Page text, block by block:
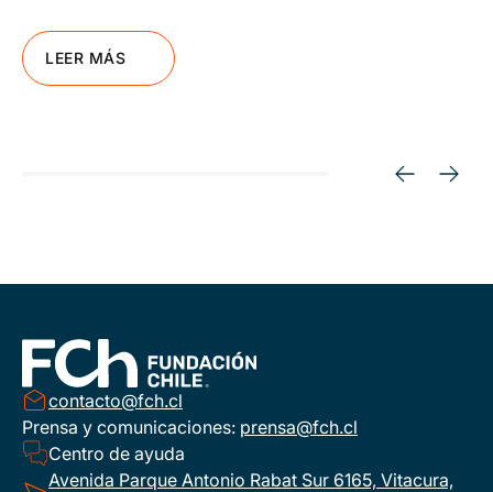
LEER MÁS
contacto@fch.cl
Prensa y comunicaciones: prensa@fch.cl
Centro de ayuda
Avenida Parque Antonio Rabat Sur 6165, Vitacura,